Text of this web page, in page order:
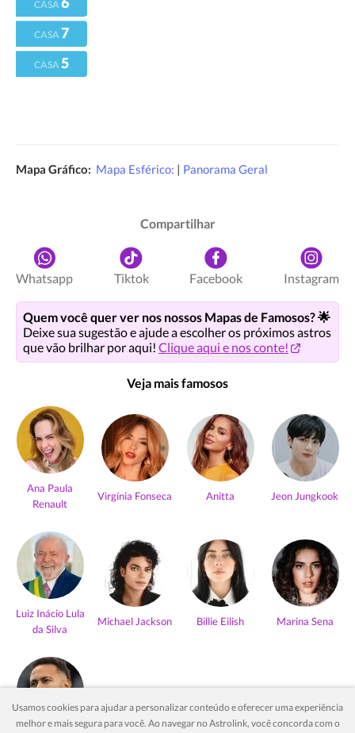
CASA
CASA7
CASA5
Mapa Gráfico: Mapa Esférico: | Panorama Geral
Compartilhar
Whatsapp Tiktok Facebook Instagram
Quem você quer ver nos nossos Mapas de Famosos? 🌟
Deixe sua sugestão e ajude a escolher os próximos astros
que vão brilhar por aqui! Clique aqui e nos conte!
Veja mais famosos
Ana Paula
Renault
Virgínia Fonseca Anitta Jeon Jungkook
Luiz Inácio Lula
da Silva
Michael Jackson Billie Eilish Marina Sena
Usamos cookies para ajudar a personalizar conteúdo e oferecer uma experiência
melhor e mais segura para você. Ao navegar no Astrolink, você concorda com o